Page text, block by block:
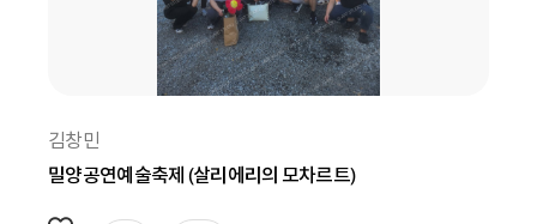
김창민
밀양공연예술축제 (살리에리의 모차르트)